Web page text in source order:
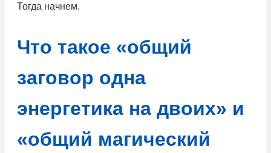
Тогда начнем.
Что такое «общий
заговор одна
энергетика на двоих» и
«общий магический